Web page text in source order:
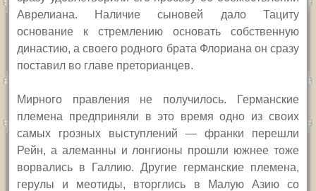
Аврелиана. Наличие сыновей дало Тациту
основание к стремлению основать собственную
династию, а своего родного брата Флориана он сразу
поставил во главе преторианцев.
Мирного правления не получилось. Германские
племена предприняли в это время одно из своих
самых грозных выступлений — франки перешли
Рейн, а алеманны и лонгионы прошли южнее тоже
ворвались в Галлию. Другие германские племена,
герулы и меотиды, вторглись в Малую Азию со